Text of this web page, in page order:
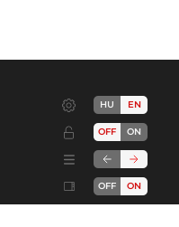
HU EN
OFF ON
OFF ON